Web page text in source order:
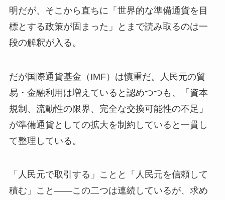
明だが、そこから直ちに「世界的な準備通貨を目
標とする政策が固まった」とまで読み取るのは一
段の解釈が入る。
だが国際通貨基金（IMF）は慎重だ。人民元の貿
易・金融利用は増えていると認めつつも、「資本
規制、流動性の限界、完全な交換可能性の不足」
が準備通貨としての拡大を制約していると一貫し
て整理している。
「人民元で取引する」ことと「人民元を信頼して
積む」こと——この二つは連続しているが、求め